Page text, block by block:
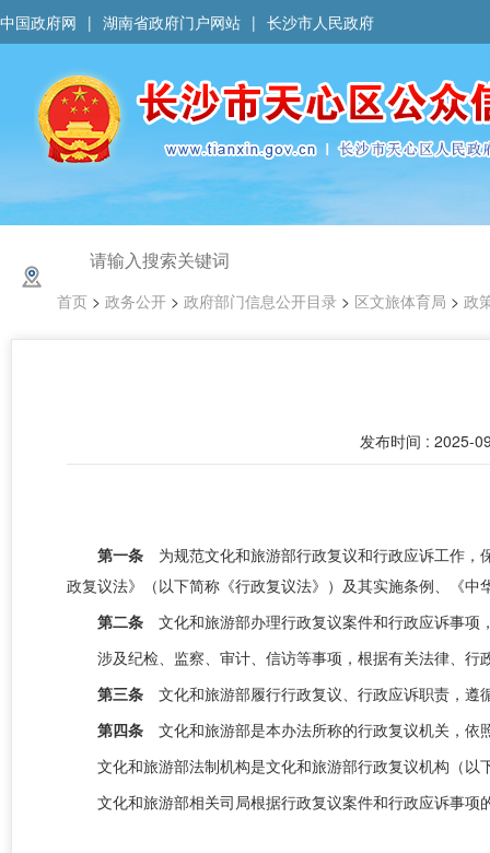
中国政府网 | 湖南省政府门户网站 | 长沙市人民政府
首页 > 政务公开 > 政府部门信息公开目录 > 区文旅体育局 > 政
发布时间 : 2025-
第一条 为规范文化和旅游部行政复议和行政应诉工作
政复议法》（以下简称《行政复议法》）及其实施条例、《
第二条 文化和旅游部办理行政复议案件和行政应诉事项
涉及纪检、监察、审计、信访等事项，根据有关法律、行
第三条 文化和旅游部履行行政复议、行政应诉职责，
第四条 文化和旅游部是本办法所称的行政复议机关，依
文化和旅游部法制机构是文化和旅游部行政复议机构（以
文化和旅游部相关司局根据行政复议案件和行政应诉事项